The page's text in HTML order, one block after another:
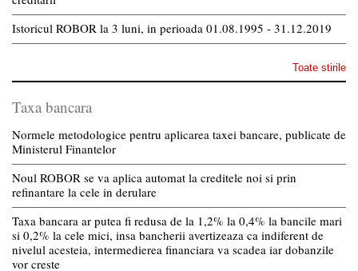
Istoricul ROBOR la 3 luni, in perioada 01.08.1995 - 31.12.2019
Toate stirile
Taxa bancara
Normele metodologice pentru aplicarea taxei bancare, publicate de
Ministerul Finantelor
Noul ROBOR se va aplica automat la creditele noi si prin
refinantare la cele in derulare
Taxa bancara ar putea fi redusa de la 1,2% la 0,4% la bancile mari
si 0,2% la cele mici, insa bancherii avertizeaza ca indiferent de
nivelul acesteia, intermedierea financiara va scadea iar dobanzile
vor creste